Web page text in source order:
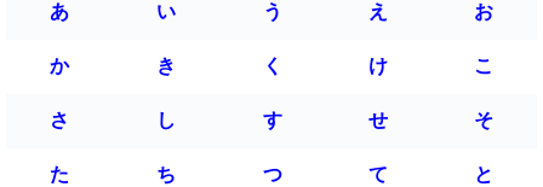
あ い う え お
か き く け こ
さ し す せ そ
た ち つ て と